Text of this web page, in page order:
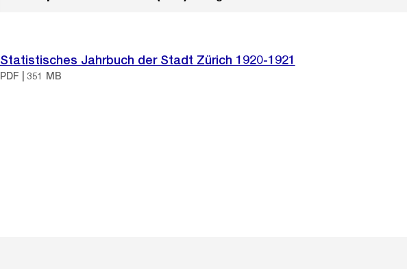
Statistisches Jahrbuch der Stadt Zürich 1920-1921
PDF | 351 MB